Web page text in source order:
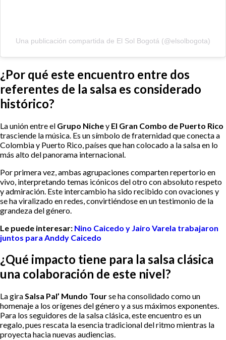
Una publicación compartida de El Sol Bogotá (@elsolbogota)
¿Por qué este encuentro entre dos
referentes de la salsa es considerado
histórico?
La unión entre el Grupo Nichey El Gran Combo de Puerto Rico
trasciende la música. Es un símbolo de fraternidad que conecta a
Colombia y Puerto Rico, países que han colocado a la salsa en lo
más alto del panorama internacional.
Por primera vez, ambas agrupaciones comparten repertorio en
vivo, interpretando temas icónicos del otro con absoluto respeto
y admiración. Este intercambio ha sido recibido con ovaciones y
se ha viralizado en redes, convirtiéndose en un testimonio de la
grandeza del género.
Le puede interesar: Nino Caicedo y Jairo Varela trabajaron
juntos para Anddy Caicedo
¿Qué impacto tiene para la salsa clásica
una colaboración de este nivel?
La giraSalsa Pal’ Mundo Tourse ha consolidado como un
homenaje a los orígenes del género y a sus máximos exponentes.
Para los seguidores de la salsa clásica, este encuentro es un
regalo, pues rescata la esencia tradicional del ritmo mientras la
proyecta hacia nuevas audiencias.